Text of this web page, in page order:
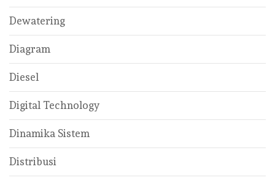
Dewatering
Diagram
Diesel
Digital Technology
Dinamika Sistem
Distribusi